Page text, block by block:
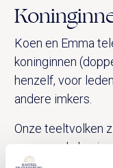
Koen en Emma
koninginnen
henzelf, voor
andere imkers.
Onze teeltvolken
waarvan de